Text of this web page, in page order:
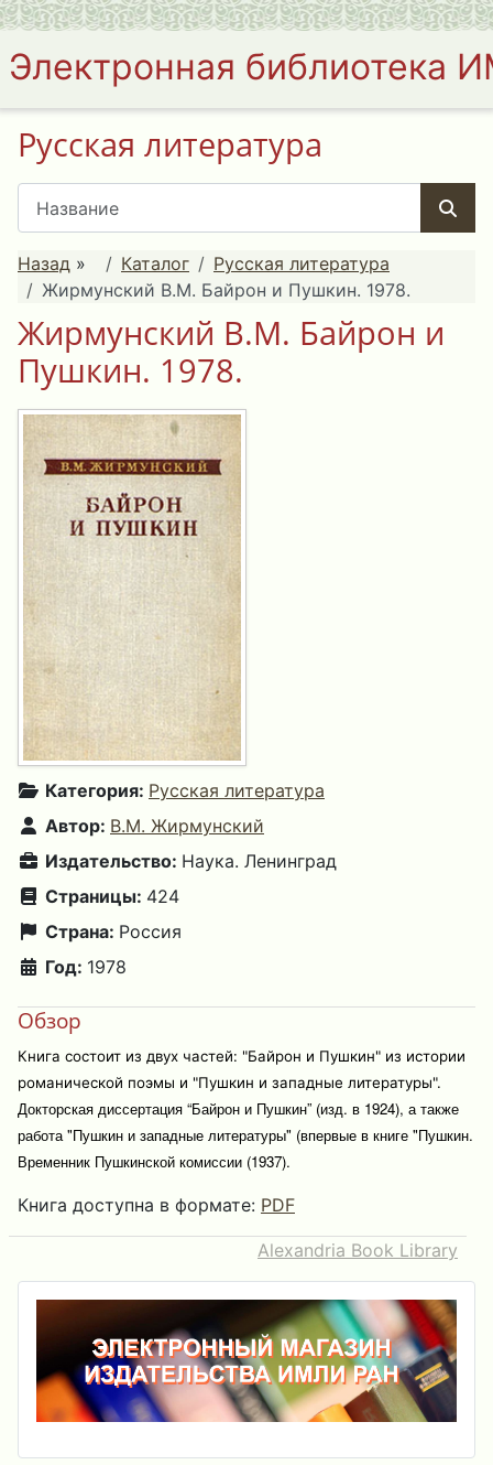
Электронная библиотека
Русская литература
Назад » Каталог
Русская литература
Жирмунский В.М. Байрон и Пушкин. 1978.
Жирмунский В.М. Байрон и
Пушкин. 1978.
Категория: Русская литература
Автор: В.М. Жирмунский
Издательство: Наука. Ленинград
Страницы: 424
Страна: Россия
Год: 1978
Обзор
Книга состоит из двух частей: "Байрон и Пушкин" из истории
романической поэмы и "Пушкин и западные литературы".
Докторская диссертация “Байрон и Пушкин” (изд. в 1924), а также
работа "Пушкин и западные литературы" (впервые в книге "Пушкин.
Временник Пушкинской комиссии (1937).
Книга доступна в формате: PDF
Alexandria Book Library